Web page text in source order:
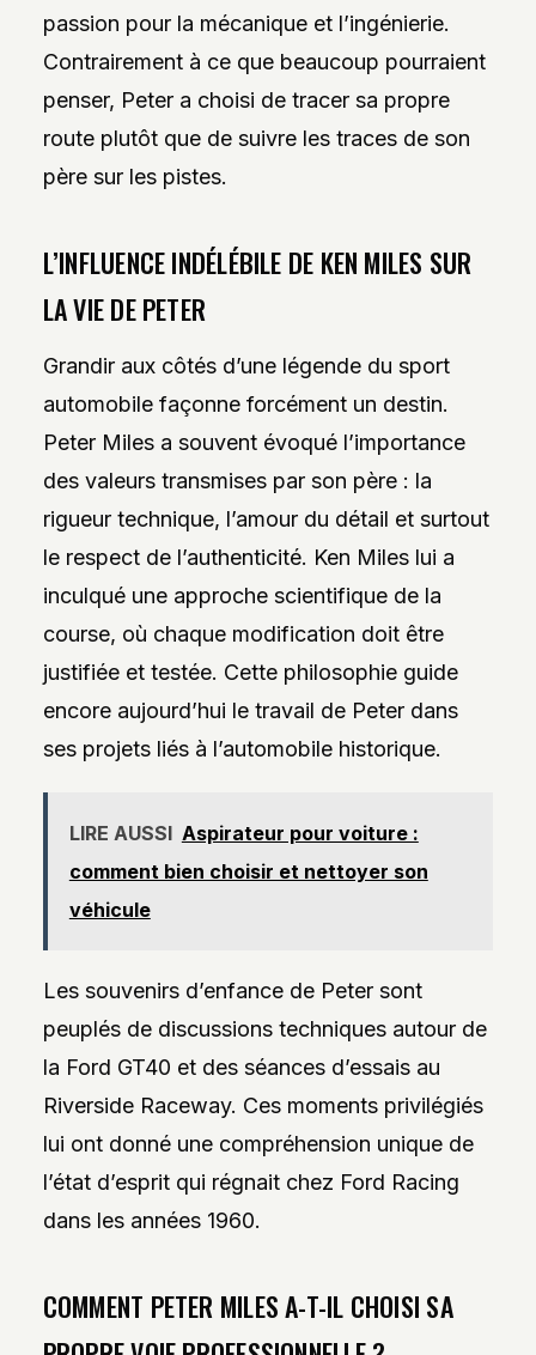
passion pour la mécanique et l’ingénierie.
Contrairement à ce que beaucoup pourraient
penser, Peter a choisi de tracer sa propre
route plutôt que de suivre les traces de son
père sur les pistes.
L’INFLUENCE INDÉLÉBILE DE KEN MILES SUR
LA VIE DE PETER
Grandir aux côtés d’une légende du sport
automobile façonne forcément un destin.
Peter Miles a souvent évoqué l’importance
des valeurs transmises par son père : la
rigueur technique, l’amour du détail et surtout
le respect de l’authenticité. Ken Miles lui a
inculqué une approche scientifique de la
course, où chaque modification doit être
justifiée et testée. Cette philosophie guide
encore aujourd’hui le travail de Peter dans
ses projets liés à l’automobile historique.
LIRE AUSSI Aspirateur pour voiture :
comment bien choisir et nettoyer son
véhicule
Les souvenirs d’enfance de Peter sont
peuplés de discussions techniques autour de
la Ford GT40 et des séances d’essais au
Riverside Raceway. Ces moments privilégiés
lui ont donné une compréhension unique de
l’état d’esprit qui régnait chez Ford Racing
dans les années 1960.
COMMENT PETER MILES A-T-IL CHOISI SA